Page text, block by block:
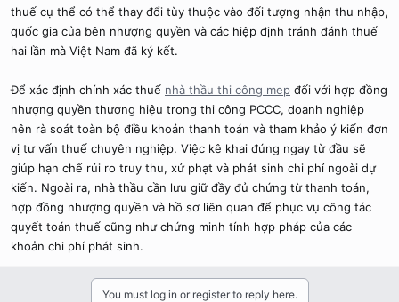
thuế cụ thể có thể thay đổi tùy thuộc vào đối tượng nhận thu nhập,
quốc gia của bên nhượng quyền và các hiệp định tránh đánh thuế
hai lần mà Việt Nam đã ký kết.
Để xác định chính xác thuế nhà thầu thi công mep đối với hợp đồng
nhượng quyền thương hiệu trong thi công PCCC, doanh nghiệp
nên rà soát toàn bộ điều khoản thanh toán và tham khảo ý kiến đơn
vị tư vấn thuế chuyên nghiệp. Việc kê khai đúng ngay từ đầu sẽ
giúp hạn chế rủi ro truy thu, xử phạt và phát sinh chi phí ngoài dự
kiến. Ngoài ra, nhà thầu cần lưu giữ đầy đủ chứng từ thanh toán,
hợp đồng nhượng quyền và hồ sơ liên quan để phục vụ công tác
quyết toán thuế cũng như chứng minh tính hợp pháp của các
khoản chi phí phát sinh.
You must log in or register to reply here.